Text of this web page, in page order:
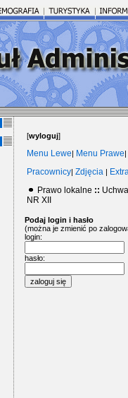
[wyloguj]
Menu Lewe| Menu Prawe|
Pracownicy| Zdjęcia |
Prawo lokalne ::
NR XII
Podaj login i hasło
(można je zmienić po
login:
hasło: